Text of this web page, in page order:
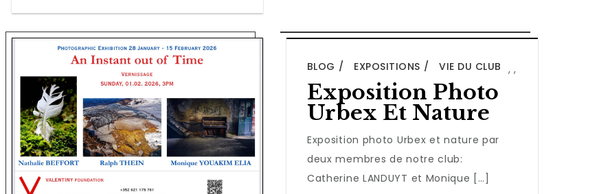
BLOG ,
EXPOSITIONS ,
VIE DU CLUB
Exposition Photo
Urbex Et Nature
Exposition photo Urbex et nature par
deux membres de notre club:
Catherine LANDUYT et Monique […]